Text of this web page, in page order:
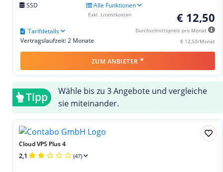
SSD Alle Funktionen
€ 12,50
Durchschnittspreis pro Monat
€ 12,50/Monat
Vertragslaufzeit: 2 Monate
Tarifdetails
Exkl. Lizenzkosten
ZUM ANBIETER *
Tipp
Wähle bis zu 3 Angebote und vergleiche
sie miteinander.
Cloud VPS Plus 4
2,1 (47)